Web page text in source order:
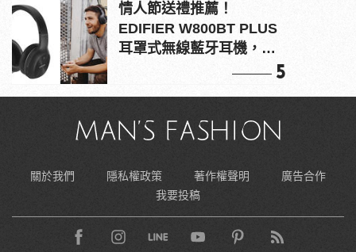
情人節送禮推薦！
EDIFIER W800BT PLUS
耳罩式無線藍牙耳機，在
5
關於我們 隱私權政策 著作權聲明
廣告合作
我要投稿